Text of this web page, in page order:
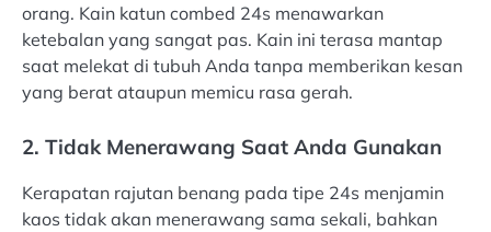
orang. Kain katun combed 24s menawarkan
ketebalan yang sangat pas. Kain ini terasa mantap
saat melekat di tubuh Anda tanpa memberikan kesan
yang berat ataupun memicu rasa gerah.
2. Tidak Menerawang Saat Anda Gunakan
Kerapatan rajutan benang pada tipe 24s menjamin
kaos tidak akan menerawang sama sekali, bahkan